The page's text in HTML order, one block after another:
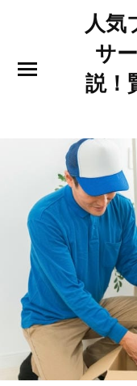
人気
サ
説！